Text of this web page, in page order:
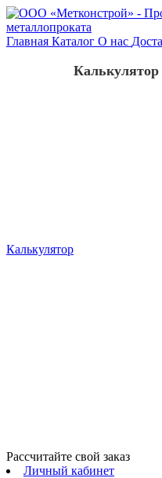
Главная Каталог О нас
Калькулятор
Калькулятор
Рассчитайте свой заказ
Личный кабинет